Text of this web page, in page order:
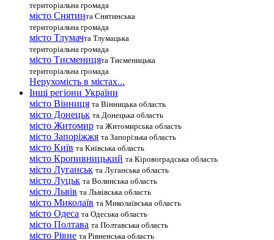
територіальна громада
місто Снятинта Снятинська
територіальна громада
місто Тлумачта Тлумацька
територіальна громада
місто Тисменицята Тисменицька
територіальна громада
Нерухомість в містах...
Інші регіони України
місто Вінниця та Вінницька область
місто Донецьк та Донецька область
місто Житомир та Житомирська область
місто Запоріжжя та Запорізька область
місто Київ та Київська область
місто Кропивницький та Кіровоградська область
місто Луганськ та Луганська область
місто Луцьк та Волинська область
місто Львів та Львівська область
місто Миколаїв та Миколаївська область
місто Одеса та Одеська область
місто Полтава та Полтавська область
місто Рівне та Рівненська область